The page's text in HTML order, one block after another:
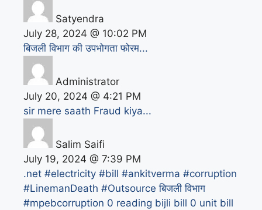
Satyendra
July 28, 2024 @ 10:02 PM
बिजली विभाग की उपभोगता फोरम...
Administrator
July 20, 2024 @ 4:21 PM
sir mere saath Fraud kiya...
Salim Saifi
July 19, 2024 @ 7:39 PM
.net #electricity #bill #ankitverma #corruption
#LinemanDeath #Outsource बिजली विभाग
#mpebcorruption 0 reading bijli bill 0 unit bill